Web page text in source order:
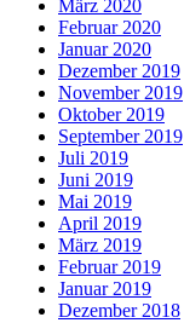
März 2020
Februar 2020
Januar 2020
Dezember 2019
November 2019
Oktober 2019
September 2019
Juli 2019
Juni 2019
Mai 2019
April 2019
März 2019
Februar 2019
Januar 2019
Dezember 2018